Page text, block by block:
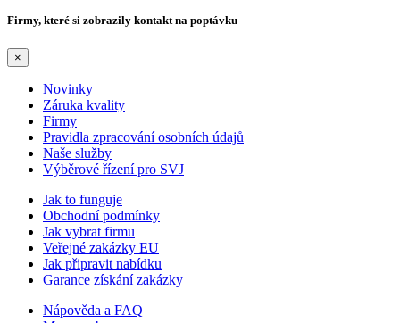
Firmy, které si zobrazily kontakt na poptávku
×
Novinky
Záruka kvality
Firmy
Pravidla zpracování osobních údajů
Naše služby
Výběrové řízení pro SVJ
Jak to funguje
Obchodní podmínky
Jak vybrat firmu
Veřejné zakázky EU
Jak připravit nabídku
Garance získání zakázky
Nápověda a FAQ